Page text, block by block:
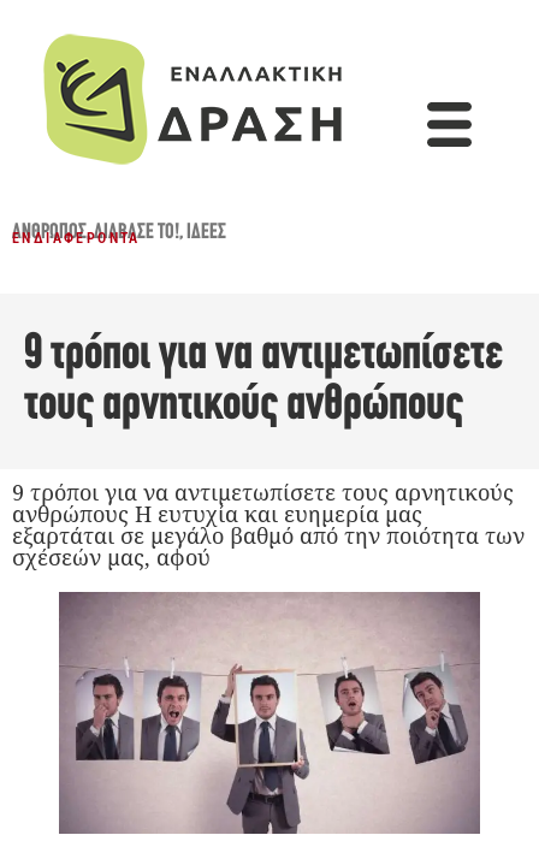
ΆΝΘΡΩΠΟΣ,ΔΙΆΒΑΣΈ ΤΟ!,ΙΔΈΕΣ
ΕΝΔΙΑΦΈΡΟΝΤΑ
9 τρόποι για να αντιμετωπίσετε
τους αρνητικούς ανθρώπους
9 τρόποι για να αντιμετωπίσετε τους αρνητικούς
ανθρώπους Η ευτυχία και ευημερία μας
εξαρτάται σε μεγάλο βαθμό από την ποιότητα των
σχέσεών μας, αφού